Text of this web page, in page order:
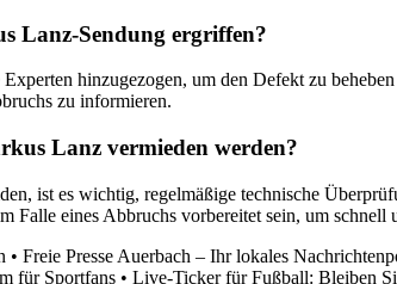
Lanz-Sendung ergriffen?
hinzugezogen, um den Defekt zu
zu informieren.
Lanz vermieden werden?
ist es wichtig, regelmäßige technische
eines Abbruchs vorbereitet sein, um schnell
• Freie Presse Auerbach – Ihr lokales
für Sportfans • Live-Ticker für Fußball: Bleiben